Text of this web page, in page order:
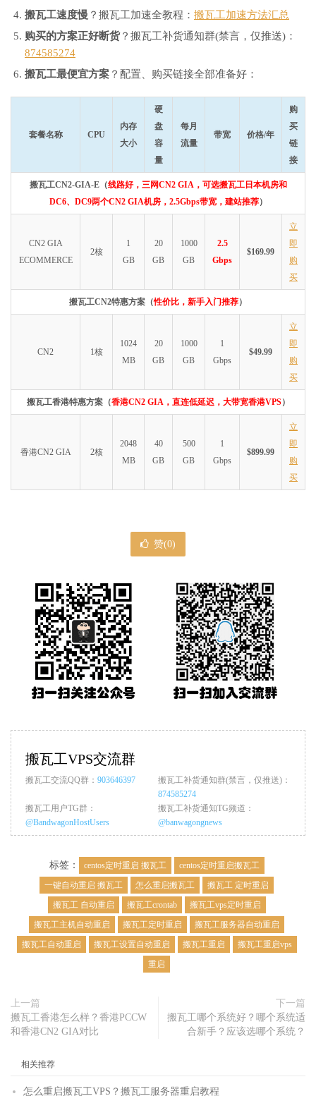
搬瓦工速度慢 ？搬瓦工加速全教程： 搬瓦工加速方法汇总
购买的方案正好断货？搬瓦工补货通知群(禁言，仅推送)：
874585274
搬瓦工最便宜方案 ？配置、购买链接全部准备好：
套餐名称 CPU
内存
大小
硬
盘
容
量
每月
流量
带宽 价格/年
购
买
链
接
搬瓦工CN2-GIA-E（线路好，三网CN2 GIA，可选搬瓦工日本机房和
DC6、DC9两个CN2 GIA机房，2.5Gbps带宽，建站推荐）
CN2 GIA
ECOMMERCE
2核
1
GB
20
GB
1000
GB
2.5
Gbps
$169.99
立
即
购
买
搬瓦工CN2特惠方案（性价比，新手入门推荐）
CN2 1核
1024
MB
20
GB
1000
GB
1
Gbps
$49.99
立
即
购
买
搬瓦工香港特惠方案（香港CN2 GIA，直连低延迟，大带宽香港VPS）
香港CN2 GIA 2核
2048
MB
40
GB
500
GB
1
Gbps
$899.99
立
即
购
买
赞(0)
搬瓦工VPS交流群
搬瓦工交流QQ群： 903646397
搬瓦工补货通知群(禁言，仅推送)：
874585274
搬瓦工用户TG群：
@BandwagonHostUsers
搬瓦工补货通知TG频道：
@banwagongnews
标签： centos定时重启 搬瓦工
centos定时重启搬瓦工
一键自动重启 搬瓦工
怎么重启搬瓦工
搬瓦工 定时重启
搬瓦工 自动重启
搬瓦工crontab
搬瓦工vps定时重启
搬瓦工主机自动重启
搬瓦工定时重启
搬瓦工服务器自动重启
搬瓦工自动重启
搬瓦工设置自动重启 搬瓦工重启
搬瓦工重启vps
重启
上一篇
搬瓦工香港怎么样？香港PCCW
和香港CN2 GIA对比
下一篇
搬瓦工哪个系统好？哪个系统适
合新手？应该选哪个系统？
相关推荐
怎么重启搬瓦工VPS？搬瓦工服务器重启教程